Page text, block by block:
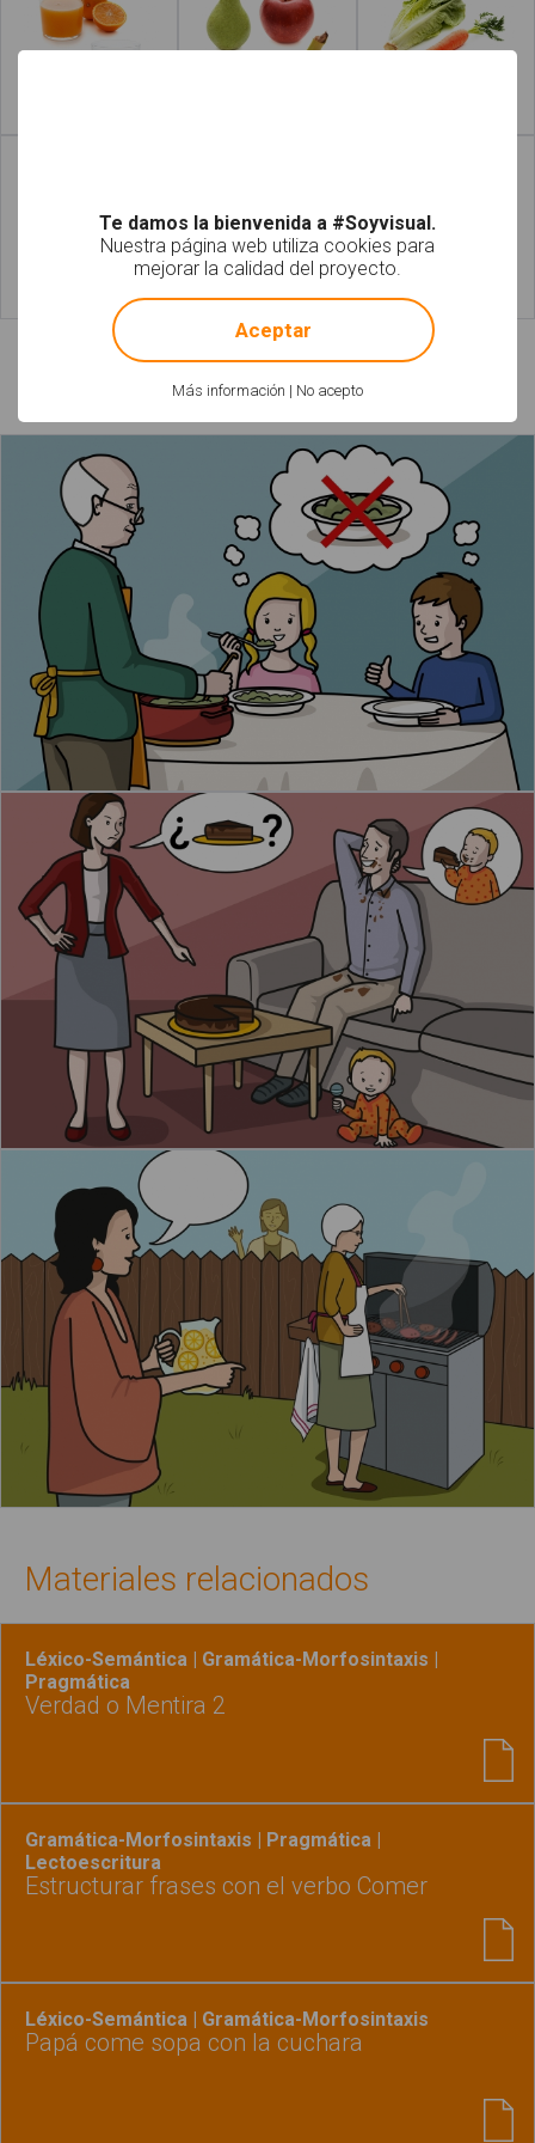
Leer más
Láminas relacionadas
Materiales relacionados
Léxico-Semántica | Gramática-Morfosintaxis |
Pragmática
Verdad o Mentira 2
Gramática-Morfosintaxis | Pragmática |
Lectoescritura
Estructurar frases con el verbo Comer
Léxico-Semántica | Gramática-Morfosintaxis
Papá come sopa con la cuchara
Te damos la bienvenida a #Soyvisual.
Nuestra página web utiliza cookies para
mejorar la calidad del proyecto.
Más información | No acepto
! Not valid!
Aceptar